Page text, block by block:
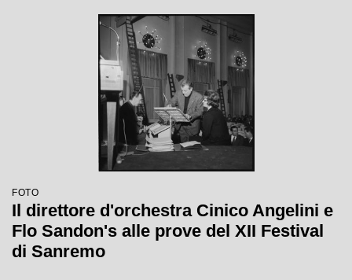
FOTO
Il direttore d'orchestra Cinico Angelini e
Flo Sandon's alle prove del XII Festival
di Sanremo